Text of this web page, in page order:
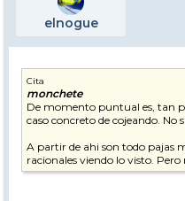
elnogue
Cita
monchete
De momento puntual es, tan
caso concreto de cojeando. No
A partir de ahi son todo pajas
racionales viendo lo visto. Pero